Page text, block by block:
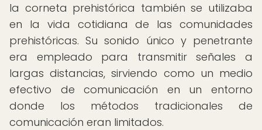
la corneta prehistórica también se utilizaba
en la vida cotidiana de las comunidades
prehistóricas. Su sonido único y penetrante
era empleado para transmitir señales a
largas distancias, sirviendo como un medio
efectivo de comunicación en un entorno
donde los métodos tradicionales de
comunicación eran limitados.